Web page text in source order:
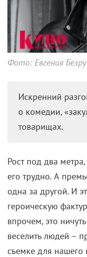
Фото: Евгения
Искренний
о комедии,
товарищах.
Рост под два
его трудно. А
одна за другой. И
героическую
впрочем, это
веселить людей –
съемке для нашего